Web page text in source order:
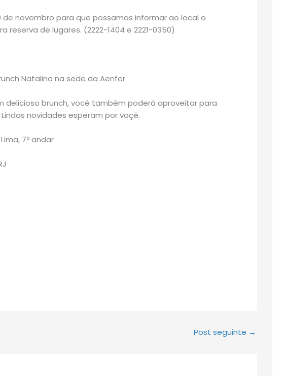
novembro para que possamos informar ao local o
de lugares. (2222-1404 e 2221-0350)
Natalino na sede da Aenfer
delicioso brunch, você também poderá aproveitar para
novidades esperam por voçê.
7º andar
Post seguinte →